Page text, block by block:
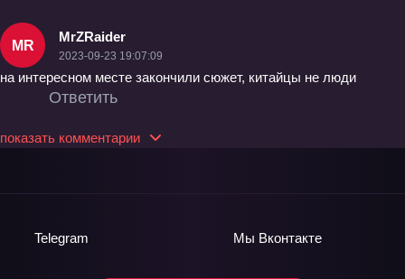
MR
MrZRaider
2023-09-23 19:07:09
на интересном месте закончили сюжет, китайцы не люди
Ответить
показать комментарии
Telegram Мы Вконтакте